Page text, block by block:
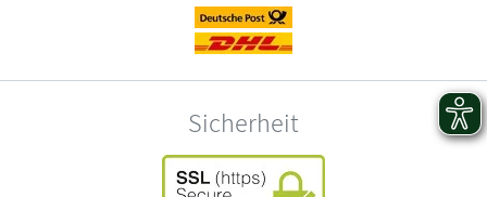
Sicherheit